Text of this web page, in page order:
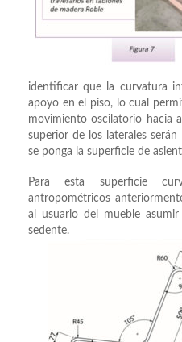
identificar que la curvatura
apoyo en el piso, lo cual
movimiento oscilatorio hacia
superior de los laterales
se ponga la superficie de
Para esta superficie
antropométricos
al usuario del mueble
sedente.